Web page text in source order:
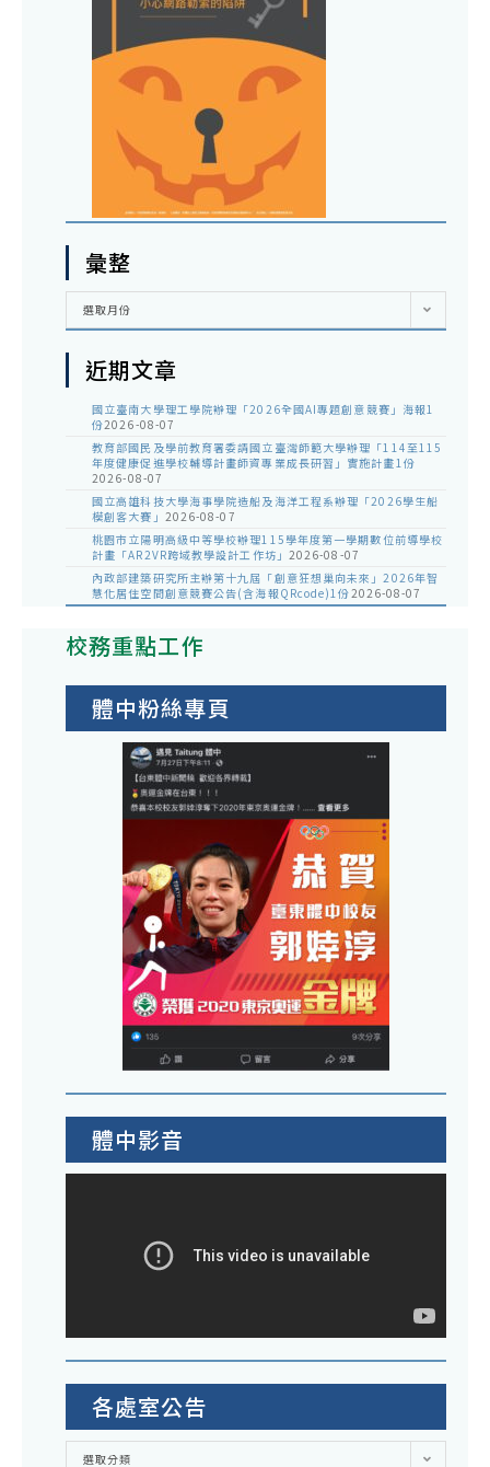
彙整
彙
選取月份
近期文章
國立臺南大學理工學院辦理「2026全國AI專題創意競賽」海報1
份2026-08-07
教育部國民及學前教育署委請國立臺灣師範大學辦理「114至115
年度健康促進學校輔導計畫師資專業成長研習」實施計畫1份
2026-08-07
國立高雄科技大學海事學院造船及海洋工程系辦理「2026學生船
模創客大賽」 2026-08-07
桃園市立陽明高級中等學校辦理115學年度第一學期數位前導學校
計畫「AR2VR跨域教學設計工作坊」 2026-08-07
內政部建築研究所主辦第十九屆「創意狂想巢向未來」2026年智
慧化居住空間創意競賽公告(含海報QRcode)1份2026-08-07
校務重點工作
體中粉絲專頁
體中影音
各處室公告
各
選取分類